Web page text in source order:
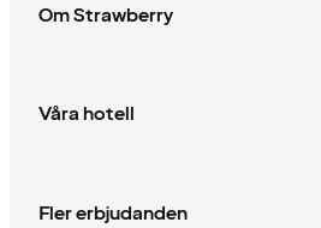
Om Strawberry
Våra hotell
Fler erbjudanden